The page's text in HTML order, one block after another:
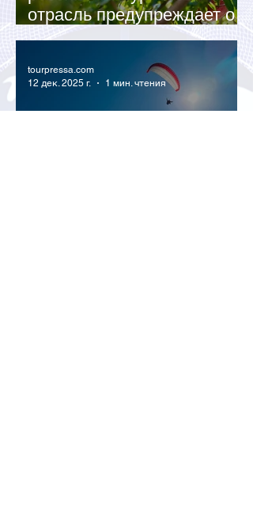
отрасль предупреждает о
рисках
tourpressa.com
12 дек. 2025 г.
1 мин. чтения